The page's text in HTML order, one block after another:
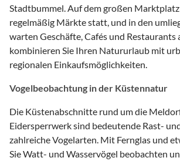
Stadtbummel. Auf dem großen
regelmäßig Märkte statt, und in den
warten Geschäfte, Cafés und Restaurants
kombinieren Sie Ihren Natururlaub mit
regionalen Einkaufsmöglichkeiten.
Vogelbeobachtung in der Küstennatur
Die Küstenabschnitte rund um die
Eidersperrwerk sind bedeutende Rast-
zahlreiche Vogelarten. Mit Fernglas und
Sie Watt- und Wasservögel beobachten